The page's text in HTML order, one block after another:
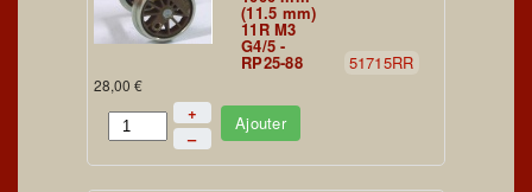
(11.5 mm)
11R M3
G4/5 -
RP25-88 51715RR
28,00 €
+
–
Ajouter